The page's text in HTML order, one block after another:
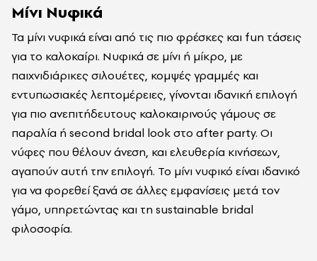
Μίνι Νυφικά
Τα μίνι νυφικά είναι από τις πιο φρέσκες και fun τάσεις
για το καλοκαίρι. Νυφικά σε μίνι ή μίκρο, με
παιχνιδιάρικες σιλουέτες, κομψές γραμμές και
εντυπωσιακές λεπτομέρειες, γίνονται ιδανική επιλογή
για πιο ανεπιτήδευτους καλοκαιρινούς γάμους σε
παραλία ή second bridal look στο after party. Οι
νύφες που θέλουν άνεση, και ελευθερία κινήσεων,
αγαπούν αυτή την επιλογή. Το μίνι νυφικό είναι ιδανικό
για να φορεθεί ξανά σε άλλες εμφανίσεις μετά τον
γάμο, υπηρετώντας και τη sustainable bridal
φιλοσοφία.